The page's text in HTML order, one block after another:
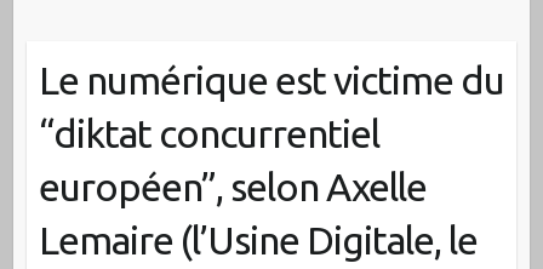
Le numérique est victime du
“diktat concurrentiel
européen”, selon Axelle
Lemaire (l’Usine Digitale, le